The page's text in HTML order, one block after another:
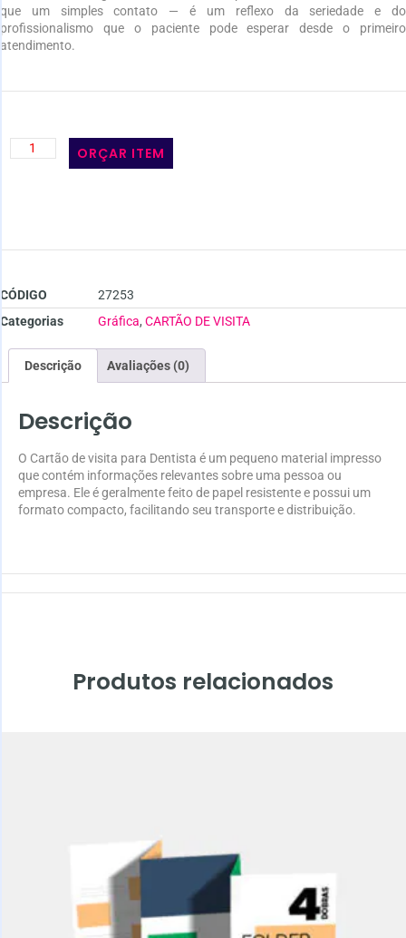
que um simples contato — é um reflexo da seriedade e do
profissionalismo que o paciente pode esperar desde o primeiro
atendimento.
ORÇAR ITEM
CÓDIGO
27253
Categorias
Gráfica, CARTÃO DE VISITA
Descrição Avaliações (0)
Descrição
O Cartão de visita para Dentista é um pequeno material impresso
que contém informações relevantes sobre uma pessoa ou
empresa. Ele é geralmente feito de papel resistente e possui um
formato compacto, facilitando seu transporte e distribuição.
Produtos relacionados